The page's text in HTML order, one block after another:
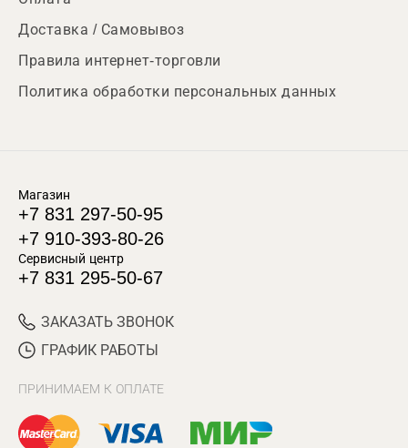
Доставка / Самовывоз
Правила интернет-торговли
Политика обработки персональных данных
Магазин
+7 831 297-50-95
+7 910-393-80-26
Сервисный центр
+7 831 295-50-67
ЗАКАЗАТЬ ЗВОНОК
ГРАФИК РАБОТЫ
ПРИНИМАЕМ К ОПЛАТЕ